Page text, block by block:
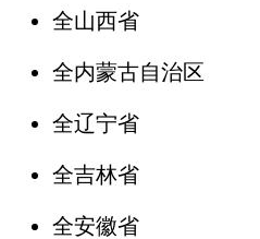
全山西省
全内蒙古自治区
全辽宁省
全吉林省
全安徽省